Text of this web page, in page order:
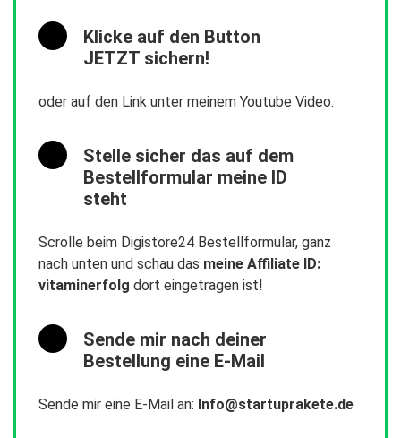
Klicke auf den Button
JETZT sichern!
oder auf den Link unter meinem Youtube Video.
Stelle sicher das auf dem
Bestellformular meine ID
steht
Scrolle beim Digistore24 Bestellformular, ganz
nach unten und schau das meine Affiliate ID:
vitaminerfolg dort eingetragen ist!
Sende mir nach deiner
Bestellung eine E-Mail
Sende mir eine E-Mail an: Info@startuprakete.de